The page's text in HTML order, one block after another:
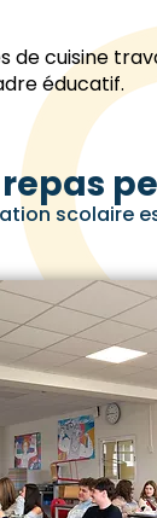
de cuisine
éducatif.
repas
scolaire